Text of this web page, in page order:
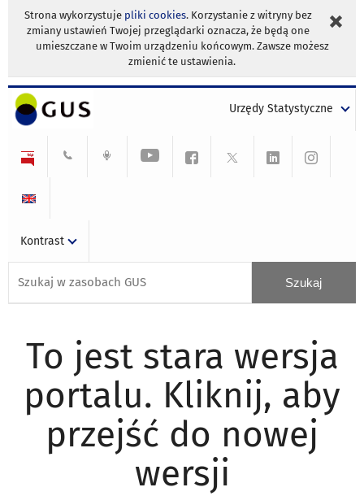
Strona wykorzystuje pliki cookies. Korzystanie z witryny bez
zmiany ustawień Twojej przeglądarki oznacza, że będą one
umieszczane w Twoim urządzeniu końcowym. Zawsze możesz
zmienić te ustawienia.
Urzędy Statystyczne
Kontrast
To jest stara wersja
portalu. Kliknij, aby
przejść do nowej
wersji